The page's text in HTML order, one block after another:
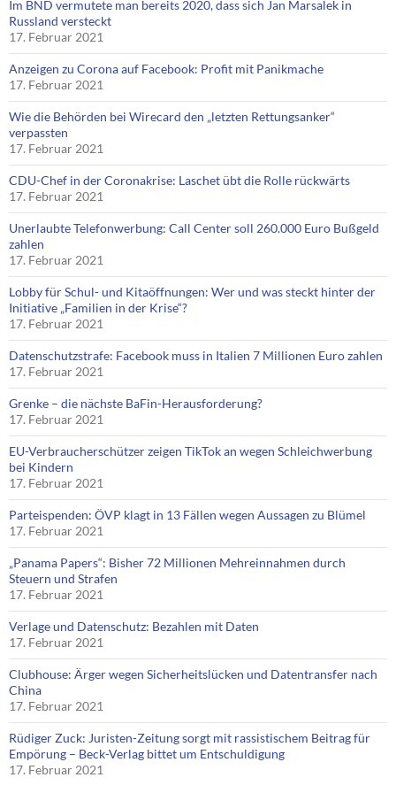
Im BND vermutete man bereits 2020, dass sich Jan Marsalek in
Russland versteckt
17. Februar 2021
Anzeigen zu Corona auf Facebook: Profit mit Panikmache
17. Februar 2021
Wie die Behörden bei Wirecard den „letzten Rettungsanker“
verpassten
17. Februar 2021
CDU-Chef in der Coronakrise: Laschet übt die Rolle rückwärts
17. Februar 2021
Unerlaubte Telefonwerbung: Call Center soll 260.000 Euro Bußgeld
zahlen
17. Februar 2021
Lobby für Schul- und Kitaöffnungen: Wer und was steckt hinter der
Initiative „Familien in der Krise“?
17. Februar 2021
Datenschutzstrafe: Facebook muss in Italien 7 Millionen Euro zahlen
17. Februar 2021
Grenke – die nächste BaFin-Herausforderung?
17. Februar 2021
EU-Verbraucherschützer zeigen TikTok an wegen Schleichwerbung
bei Kindern
17. Februar 2021
Parteispenden: ÖVP klagt in 13 Fällen wegen Aussagen zu Blümel
17. Februar 2021
„Panama Papers“: Bisher 72 Millionen Mehreinnahmen durch
Steuern und Strafen
17. Februar 2021
Verlage und Datenschutz: Bezahlen mit Daten
17. Februar 2021
Clubhouse: Ärger wegen Sicherheitslücken und Datentransfer nach
China
17. Februar 2021
Rüdiger Zuck: Juristen-Zeitung sorgt mit rassistischem Beitrag für
Empörung – Beck-Verlag bittet um Entschuldigung
17. Februar 2021